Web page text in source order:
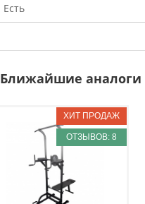
Есть
Ближайшие аналоги
ОТЗЫВОВ: 8